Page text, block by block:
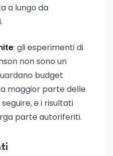
a lungo da
: gli esperimenti di
non sono un
budget
maggior parte delle
e i risultati
parte autoriferiti.